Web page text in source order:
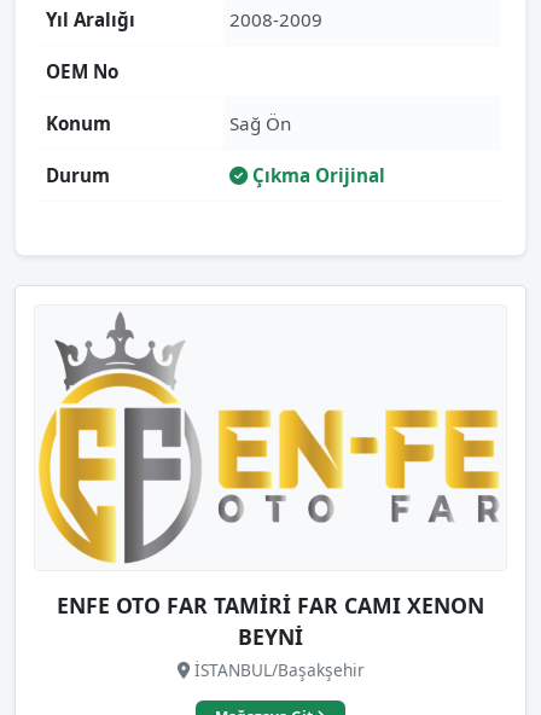
Yıl Aralığı 2008-2009
OEM No
Konum Sağ Ön
Durum Çıkma Orijinal
ENFE OTO FAR TAMİRİ FAR CAMI XENON
BEYNİ
İSTANBUL/Başakşehir